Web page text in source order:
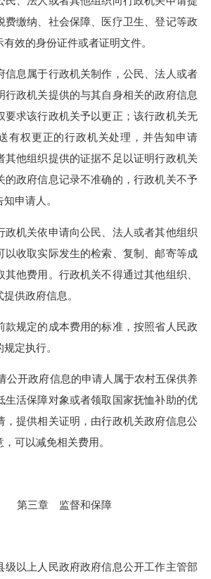
费缴纳、社会保障、医疗卫生、登记等政
效的身份证件或者证明文件。
息属于行政机关制作，公民、法人或者
行政机关提供的与其自身相关的政府信息
要求该行政机关予以更正；该行政机关无
有权更正的行政机关处理，并告知申请
其他组织提供的证据不足以证明行政机关
的政府信息记录不准确的，行政机关不予
申请人。
关依申请向公民、法人或者其他组织
以收取实际发生的检索、复制、邮寄等成
他费用。行政机关不得通过其他组织、
供政府信息。
规定的成本费用的标准，按照省人民政
定执行。
开政府信息的申请人属于农村五保供养
生活保障对象或者领取国家抚恤补助的优
，提供相关证明，由行政机关政府信息公
可以减免相关费用。
第三章 监督和保障
上人民政府政府信息公开工作主管部